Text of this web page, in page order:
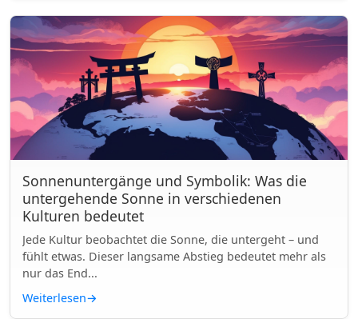
Sonnenuntergänge und Symbolik: Was die
untergehende Sonne in verschiedenen
Kulturen bedeutet
Jede Kultur beobachtet die Sonne, die untergeht – und
fühlt etwas. Dieser langsame Abstieg bedeutet mehr als
nur das End...
Weiterlesen→